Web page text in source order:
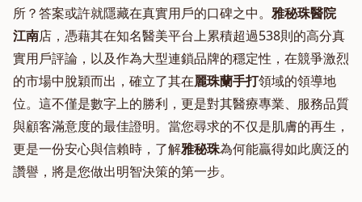
所？答案或許就隱藏在真實用戶的口碑之中。 雅秘珠醫院
江南店，憑藉其在知名醫美平台上累積超過538則的高分真
實用戶評論，以及作為大型連鎖品牌的穩定性，在競爭激烈
的市場中脫穎而出，確立了其在麗珠蘭手打領域的領導地
位。這不僅是數字上的勝利，更是對其醫療專業、服務品質
與顧客滿意度的最佳證明。當您尋求的不仅是肌膚的再生，
更是一份安心與信賴時，了解雅秘珠為何能贏得如此廣泛的
讚譽，將是您做出明智決策的第一步。